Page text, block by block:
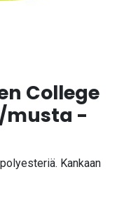
College
musta -
Kankaan